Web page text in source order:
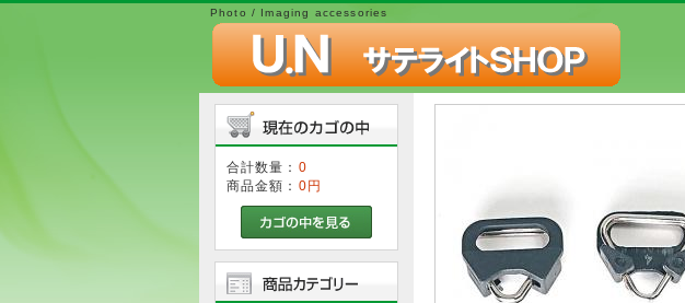
Photo / Imaging accessories
合計数量： 0
商品金額： 0円